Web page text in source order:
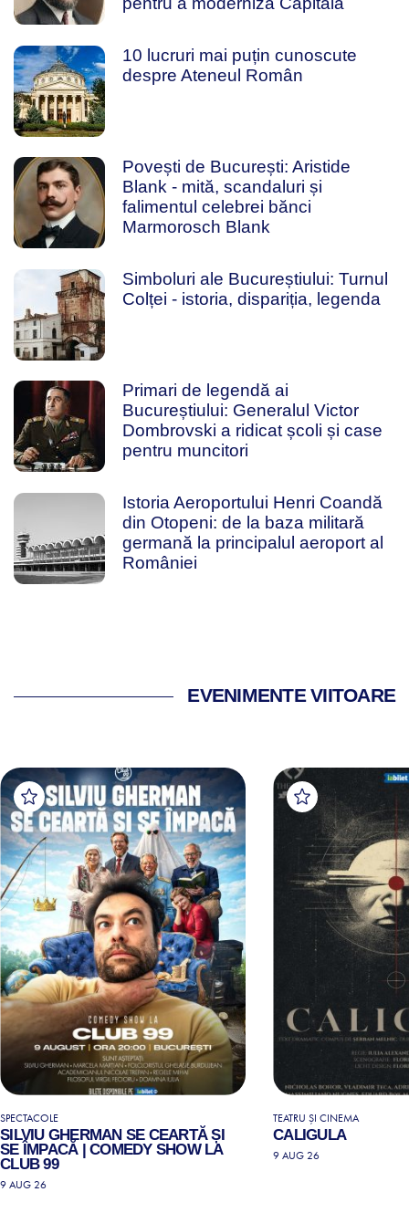
10 lucruri mai puțin cunoscute
despre Ateneul Român
Povești de București: Aristide
Blank - mită, scandaluri și
falimentul celebrei bănci
Marmorosch Blank
Simboluri ale Bucureștiului: Turnul
Colței - istoria, dispariția, legenda
Primari de legendă ai
Bucureștiului: Generalul Victor
Dombrovski a ridicat școli și case
pentru muncitori
Istoria Aeroportului Henri Coandă
din Otopeni: de la baza militară
germană la principalul aeroport al
României
EVENIMENTE VIITOARE
SPECTACOLE
SILVIU GHERMAN SE CEARTĂ ȘI
SE ÎMPACĂ | COMEDY SHOW LA
CLUB 99
9 AUG 26
TEATRU ȘI CINEMA
CALIGULA
9 AUG 26